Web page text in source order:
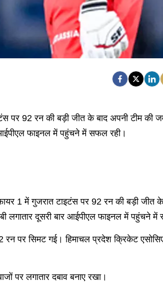
पर 92 रन की बड़ी जीत के बाद अपनी टीम की
फाइनल में पहुंचने में सफल रही।
1 में गुजरात टाइटंस पर 92 रन की बड़ी जीत
दूसरी बार आईपीएल फाइनल में पहुंचने में
रन पर सिमट गई। हिमाचल प्रदेश क्रिकेट
पर लगातार दबाव बनाए रखा।